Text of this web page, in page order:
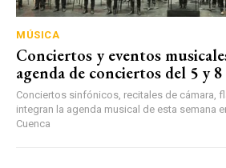
MÚSICA
Conciertos y eventos
agenda de conciertos del 5 y
Conciertos sinfónicos, recitales de cámara,
integran la agenda musical de esta semana
Cuenca